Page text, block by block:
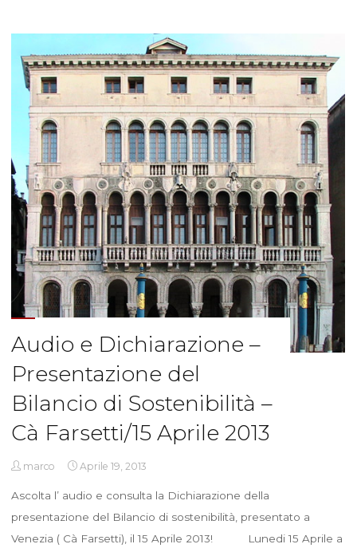
Audio e Dichiarazione –
Presentazione del
Bilancio di Sostenibilità –
Cà Farsetti/15 Aprile 2013
marco Aprile 19, 2013
Ascolta l’ audio e consulta la Dichiarazione della
presentazione del Bilancio di sostenibilità, presentato a
Venezia ( Cà Farsetti), il 15 Aprile 2013! Lunedi 15 Aprile a